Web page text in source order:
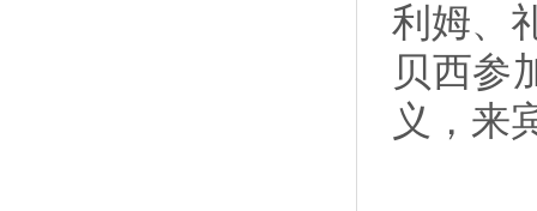
利姆、
贝西参
义，来